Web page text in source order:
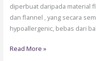
diperbuat daripada material
dan flannel , yang secara
hypoallergenic, bebas dari
Read More »